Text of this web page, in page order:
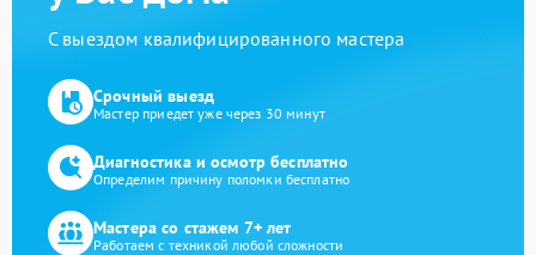
С выездом квалифицированного мастера
Срочный выезд
Мастер приедет уже через 30 минут
Диагностика и осмотр бесплатно
Определим причину поломки бесплатно
Мастера со стажем 7+ лет
Работаем с техникой любой сложности